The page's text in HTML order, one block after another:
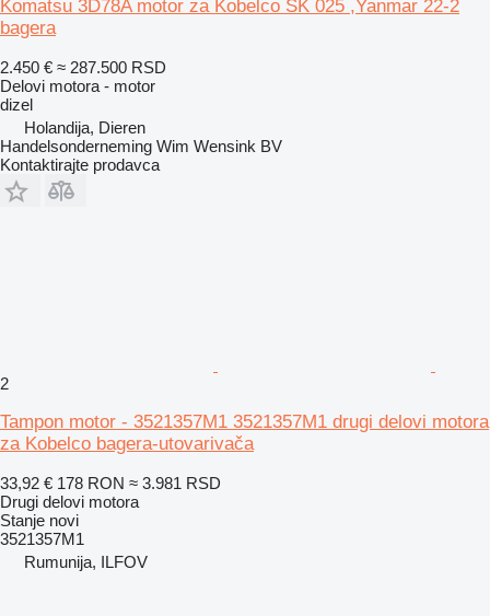
Komatsu 3D78A motor za Kobelco SK 025 ,Yanmar 22-2
bagera
2.450 € ≈ 287.500 RSD
Delovi motora - motor
dizel
Holandija, Dieren
Handelsonderneming Wim Wensink BV
Kontaktirajte prodavca
2
Tampon motor - 3521357M1 3521357M1 drugi delovi motora
za Kobelco bagera-utovarivača
33,92 € 178 RON ≈ 3.981 RSD
Drugi delovi motora
Stanje novi
3521357M1
Rumunija, ILFOV